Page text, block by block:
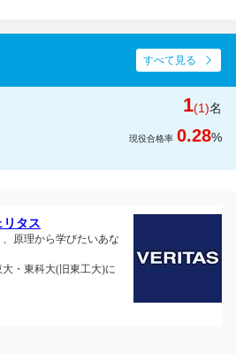
すべて見る
1(1)名
現役合格率 0.28%